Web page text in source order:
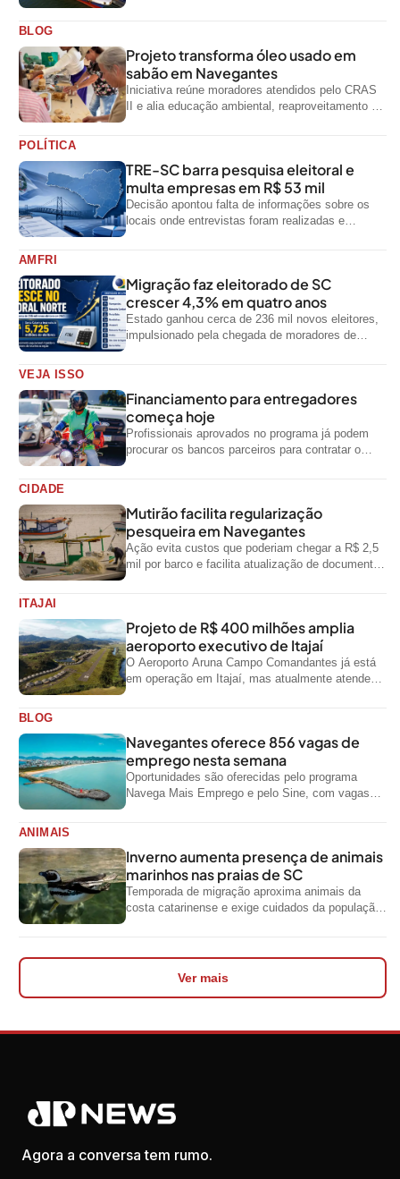
BLOG
Projeto transforma óleo usado em
sabão em Navegantes
Iniciativa reúne moradores atendidos pelo CRAS
II e alia educação ambiental, reaproveitamento de
POLÍTICA
TRE-SC barra pesquisa eleitoral e
multa empresas em R$ 53 mil
Decisão apontou falta de informações sobre os
locais onde entrevistas foram realizadas e
AMFRI
Migração faz eleitorado de SC
crescer 4,3% em quatro anos
Estado ganhou cerca de 236 mil novos eleitores,
impulsionado pela chegada de moradores de
VEJA ISSO
Financiamento para entregadores
começa hoje
Profissionais aprovados no programa já podem
procurar os bancos parceiros para contratar o
CIDADE
Mutirão facilita regularização
pesqueira em Navegantes
Ação evita custos que poderiam chegar a R$ 2,5
mil por barco e facilita atualização de documentos
ITAJAI
Projeto de R$ 400 milhões amplia
aeroporto executivo de Itajaí
O Aeroporto Aruna Campo Comandantes já está
em operação em Itajaí, mas atualmente atende
BLOG
Navegantes oferece 856 vagas de
emprego nesta semana
Oportunidades são oferecidas pelo programa
Navega Mais Emprego e pelo Sine, com vagas
ANIMAIS
Inverno aumenta presença de animais
marinhos nas praias de SC
Temporada de migração aproxima animais da
costa catarinense e exige cuidados da população
Ver mais
Agora a conversa tem rumo.